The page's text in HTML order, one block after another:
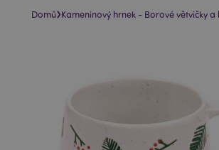
Domů›Kameninový hrnek - Borové větvičky